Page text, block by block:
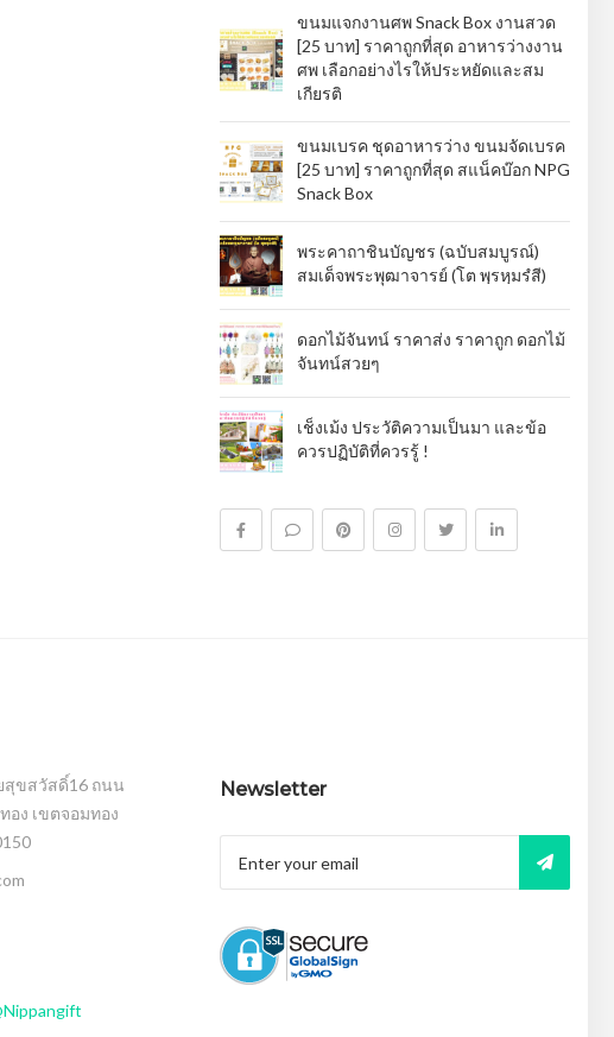
ขนมแจกงานศพ Snack Box งานสวด
[25 บาท] ราคาถูกที่สุด อาหารว่างงาน
ศพ เลือกอย่างไรให้ประหยัดและสม
เกียรติ
ขนมเบรค ชุดอาหารว่าง ขนมจัดเบรค
[25 บาท] ราคาถูกที่สุด สแน็คบ๊อก NPG
Snack Box
พระคาถาชินบัญชร (ฉบับสมบูรณ์)
สมเด็จพระพุฒาจารย์ (โต พฺรหฺมรํสี)
ดอกไม้จันทน์ ราคาส่ง ราคาถูก ดอกไม้
จันทน์สวยๆ
เช็งเม้ง ประวัติความเป็นมา และข้อ
ควรปฏิบัติที่ควรรู้ !
สุขสวัสดิ์16 ถนน
ง เขตจอมทอง
Newsletter